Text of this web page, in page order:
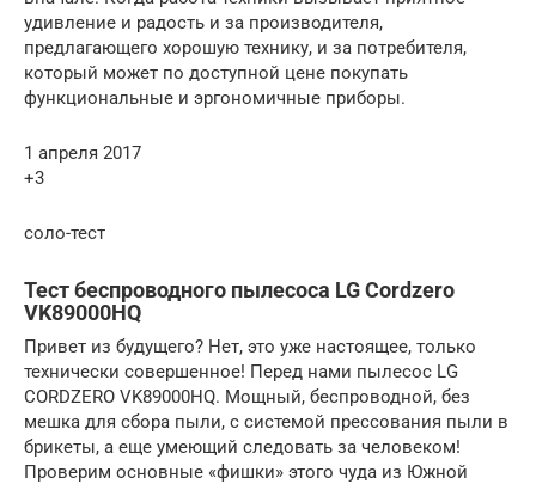
удивление и радость и за производителя,
предлагающего хорошую технику, и за потребителя,
который может по доступной цене покупать
функциональные и эргономичные приборы.
1 апреля 2017
+3
соло-тест
Тест беспроводного пылесоса LG Cordzero
VK89000HQ
Привет из будущего? Нет, это уже настоящее, только
технически совершенное! Перед нами пылесос LG
CORDZERO VK89000HQ. Мощный, беспроводной, без
мешка для сбора пыли, с системой прессования пыли в
брикеты, а еще умеющий следовать за человеком!
Проверим основные «фишки» этого чуда из Южной